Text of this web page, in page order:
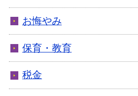
お悔やみ
保育・教育
税金